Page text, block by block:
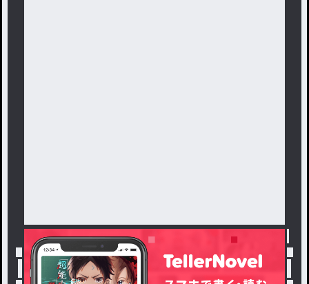
トップ 「#BL・GL」の人気小説・夢小説一覧